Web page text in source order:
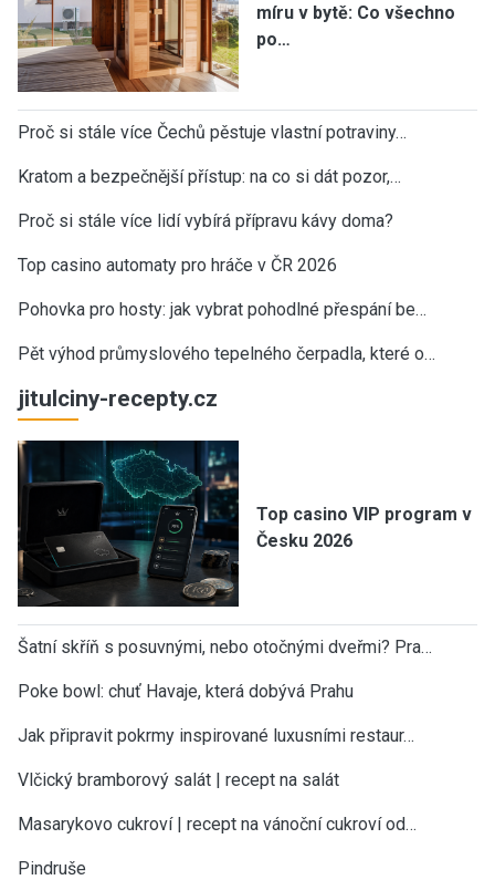
míru v bytě: Co všechno
po…
Proč si stále více Čechů pěstuje vlastní potraviny…
Kratom a bezpečnější přístup: na co si dát pozor,…
Proč si stále více lidí vybírá přípravu kávy doma?
Top casino automaty pro hráče v ČR 2026
Pohovka pro hosty: jak vybrat pohodlné přespání be…
Pět výhod průmyslového tepelného čerpadla, které o…
jitulciny-recepty.cz
Top casino VIP program v
Česku 2026
Šatní skříň s posuvnými, nebo otočnými dveřmi? Pra…
Poke bowl: chuť Havaje, která dobývá Prahu
Jak připravit pokrmy inspirované luxusními restaur…
Vlčický bramborový salát | recept na salát
Masarykovo cukroví | recept na vánoční cukroví od…
Pindruše